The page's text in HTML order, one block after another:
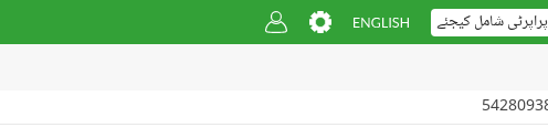
پراپرٹی شامل کیجئے